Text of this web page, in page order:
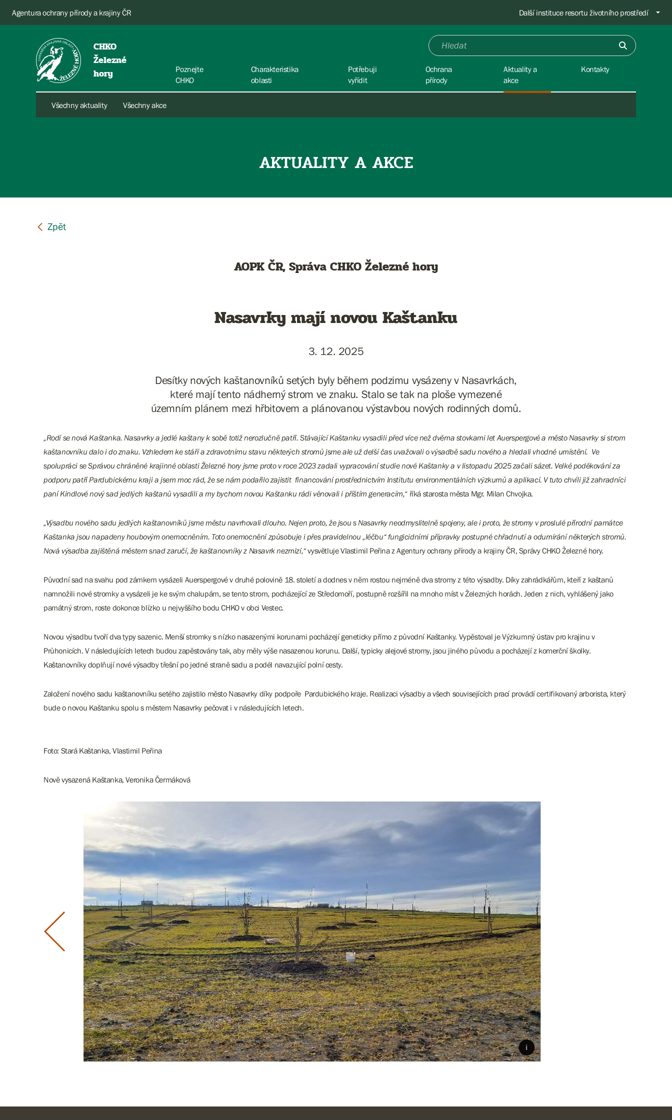
Agentura ochrany přírody a krajiny ČR Další instituce resortu životního prostředí
CHKO
Železné
hory
Poznejte
CHKO
Charakteristika
oblasti
Potřebuji
vyřídit
Ochrana
přírody
Aktuality a
akce
Všechny aktuality Všechny akce
Kontakty
AKTUALITY A AKCE
AOPK ČR, Správa CHKO Železné hory
Nasavrky mají novou Kaštanku
3. 12. 2025
Desítky nových kaštanovníků setých byly během podzimu vysázeny v Nasavrkách,
které mají tento nádherný strom ve znaku. Stalo se tak na ploše vymezené
územním plánem mezi hřbitovem a plánovanou výstavbou nových rodinných domů.
„Rodí se nová Kaštanka. Nasavrky a jedlé kaštany k sobě totiž nerozlučně patří. Stávající Kaštanku vysadili před více než dvěma stovkami let Auerspergové a město Nasavrky si strom
kaštanovníku dalo i do znaku. Vzhledem ke stáří a zdravotnímu stavu některých stromů jsme ale už delší čas uvažovali o výsadbě sadu nového a hledali vhodné umístění. Ve
spolupráci se Správou chráněné krajinné oblasti Železné hory jsme proto v roce 2023 zadali vypracování studie nové Kaštanky a v listopadu 2025 začali sázet. Velké poděkování za
podporu patří Pardubickému kraji a jsem moc rád, že se nám podařilo zajistit financování prostřednictvím Institutu environmentálních výzkumů a aplikací. V tuto chvíli již zahradníci
paní Kindlové nový sad jedlých kaštanů vysadili a my bychom novou Kaštanku rádi věnovali i příštím generacím,“ říká starosta města Mgr. Milan Chvojka.
„Výsadbu nového sadu jedlých kaštanovníků jsme městu navrhovali dlouho. Nejen proto, že jsou s Nasavrky neodmyslitelně spojeny, ale i proto, že stromy v proslulé přírodní památce
Kaštanka jsou napadeny houbovým onemocněním. Toto onemocnění způsobuje i přes pravidelnou „léčbu“ fungicidními přípravky postupné chřadnutí a odumírání některých stromů.
Nová výsadba zajištěná městem snad zaručí, že kaštanovníky z Nasavrk nezmizí,“vysvětluje Vlastimil Peřina z Agentury ochrany přírody a krajiny ČR, Správy CHKO Železné hory.
Původní sad na svahu pod zámkem vysázeli Auerspergové v druhé polovině 18. století a dodnes v něm rostou nejméně dva stromy z této výsadby. Díky zahrádkářům, kteří z kaštanů
namnožili nové stromky a vysázeli je ke svým chalupám, se tento strom, pocházející ze Středomoří, postupně rozšířil na mnoho míst v Železných horách. Jeden z nich, vyhlášený jako
památný strom, roste dokonce blízko u nejvyššího bodu CHKO v obci Vestec.
Novou výsadbu tvoří dva typy sazenic. Menší stromky s nízko nasazenými korunami pocházejí geneticky přímo z původní Kaštanky. Vypěstoval je Výzkumný ústav pro krajinu v
Průhonicích. V následujících letech budou zapěstovány tak, aby měly výše nasazenou korunu. Další, typicky alejové stromy, jsou jiného původu a pocházejí z komerční školky.
Kaštanovníky doplňují nové výsadby třešní po jedné straně sadu a podél navazující polní cesty.
Založení nového sadu kaštanovníku setého zajistilo město Nasavrky díky podpoře Pardubického kraje. Realizaci výsadby a všech souvisejících prací provádí certifikovaný arborista, který
bude o novou Kaštanku spolu s městem Nasavrky pečovat i v následujících letech.
Foto: Stará Kaštanka, Vlastimil Peřina
Nově vysazená Kaštanka, Veronika Čermáková